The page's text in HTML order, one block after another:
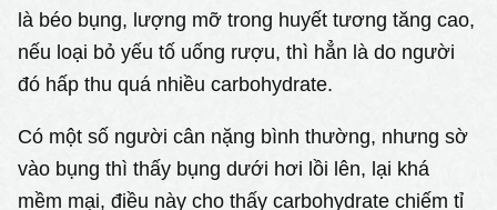
là béo bụng, lượng mỡ trong huyết tương tăng cao,
nếu loại bỏ yếu tố uống rượu, thì hẳn là do người
đó hấp thu quá nhiều carbohydrate.
Có một số người cân nặng bình thường, nhưng sờ
vào bụng thì thấy bụng dưới hơi lồi lên, lại khá
mềm mại, điều này cho thấy carbohydrate chiếm tỉ